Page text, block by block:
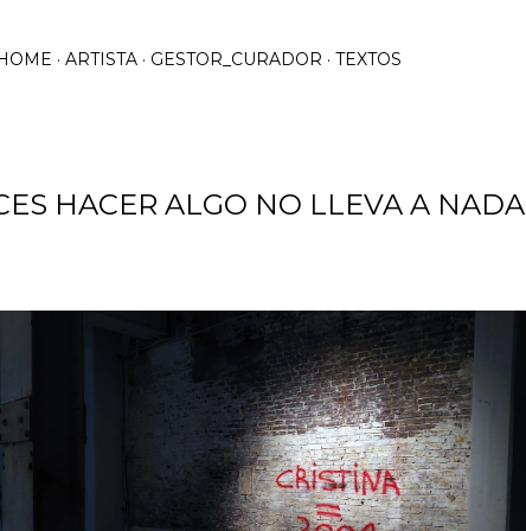
ARTISTA GESTOR_CURADOR TEXTOS
HACER ALGO NO LLEVA A NADA